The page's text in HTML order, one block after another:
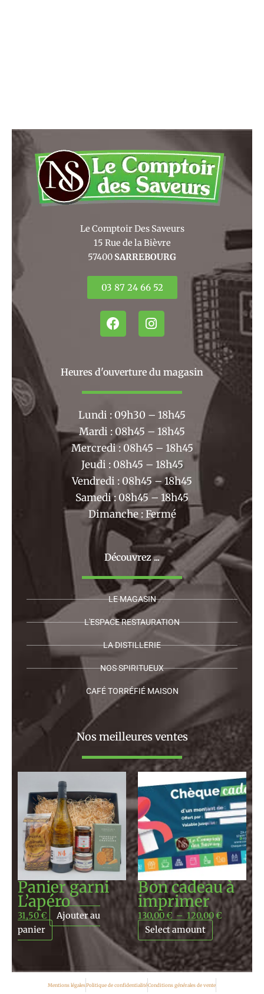
Le Comptoir Des Saveurs
15 Rue de la Bièvre
57400 SARREBOURG
03 87 24 66 52
F
a
b
o
k
I
n
a
r
m
Heures d'ouverture du magasin
Lundi : 09h30 – 18h45
Mardi : 08h45 – 18h45
Mercredi : 08h45 – 18h45
Jeudi : 08h45 – 18h45
Vendredi : 08h45 – 18h45
Samedi : 08h45 – 18h45
Dimanche : Fermé
Découvrez ...
LE MAGASIN
L'ESPACE RESTAURATION
LA DISTILLERIE
NOS SPIRITUEUX
CAFÉ TORRÉFIÉ MAISON
Nos meilleures ventes
Panier garni
L’apéro
31,50€
Ajouter au
panier
Bon cadeau à
imprimer
130,00€ – 120,00€
Plage
de
prix :
130,00 €
à
120,00 €
Select amount
Mentions légalesPolitique de confidentialitéConditions générales de vente